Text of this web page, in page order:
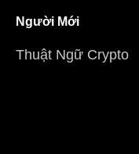
Người Mới
Thuật Ngữ Crypto